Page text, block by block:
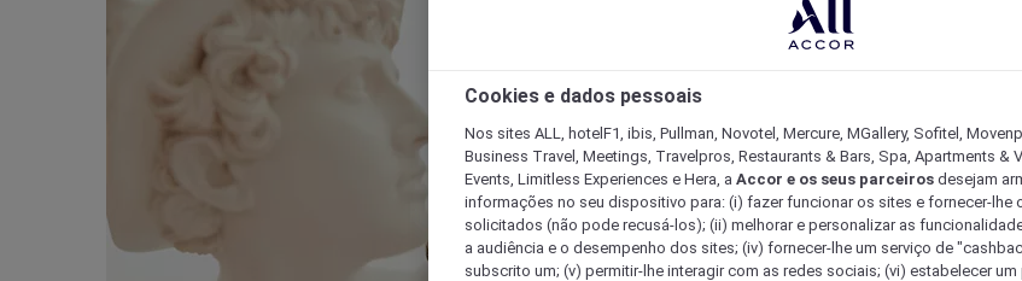
Cookies e dados pessoais
Nos sites ALL, hotelF1, ibis, Pullman, Novotel, Mercure, MGallery, Sofitel,
Business Travel, Meetings, Travelpros, Restaurants & Bars, Spa, Apartments &
Events, Limitless Experiences e Hera, a Accor e os seus parceiros desejam
informações no seu dispositivo para: (i) fazer funcionar os sites e fornecer-lhe
solicitados (não pode recusá-los); (ii) melhorar e personalizar as
a audiência e o desempenho dos sites; (iv) fornecer-lhe um serviço de
subscrito um; (v) permitir-lhe interagir com as redes sociais; (vi) estabelecer